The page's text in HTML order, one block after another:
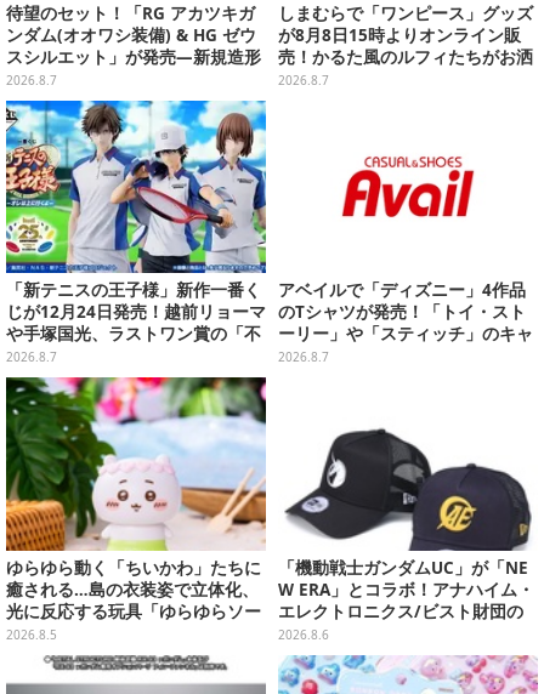
待望のセット！「RG アカツキガ
ンダム(オオワシ装備) & HG ゼウ
スシルエット」が発売―新規造形
の股関節強化パーツも付属
2026.8.7
しまむらで「ワンピース」グッズ
が8月8日15時よりオンライン販
売！かるた風のルフィたちがお洒
落なバッグや、チョッパーが可愛
2026.8.7
「新テニスの王子様」新作一番く
じが12月24日発売！越前リョーマ
や手塚国光、ラストワン賞の「不
二周助 フィギュア」は開眼パーツ
付き
2026.8.7
アベイルで「ディズニー」4作品
のTシャツが発売！「トイ・スト
ーリー」や「スティッチ」のキャ
ラを刺しゅうでデザイン
2026.8.7
ゆらゆら動く「ちいかわ」たちに
癒される…島の衣装姿で立体化、
光に反応する玩具「ゆらゆらソー
ラー」全8種が全国アミューズメ
ント施設にて展開
2026.8.5
「機動戦士ガンダムUC」が「NE
W ERA」とコラボ！アナハイム・
エレクトロニクス/ビスト財団の
キャップが予約開始
2026.8.6